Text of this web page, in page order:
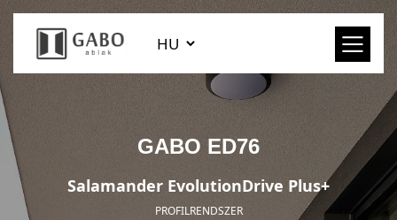
GABO ED76
Salamander EvolutionDrive Plus+
PROFILRENDSZER